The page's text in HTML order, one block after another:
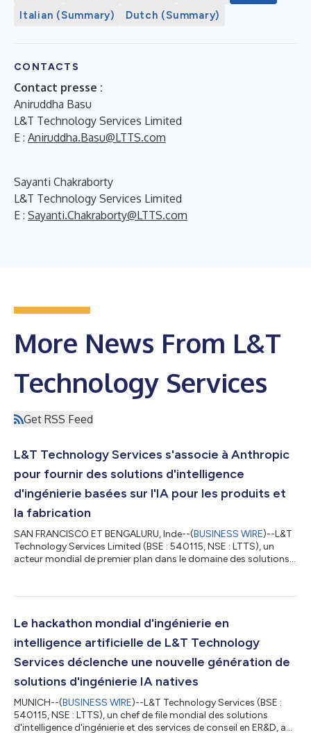
Italian (Summary)
Dutch (Summary)
CONTACTS
Contact presse :
Aniruddha Basu
L&T Technology Services Limited
E : Aniruddha.Basu@LTTS.com
Sayanti Chakraborty
L&T Technology Services Limited
E : Sayanti.Chakraborty@LTTS.com
More News From L&T
Technology Services
Get RSS Feed
L&T Technology Services s'associe à Anthropic
pour fournir des solutions d'intelligence
d'ingénierie basées sur l'IA pour les produits et
la fabrication
SAN FRANCISCO ET BENGALURU, Inde--(BUSINESS WIRE)--L&T
Technology Services Limited (BSE : 540115, NSE : LTTS), un
acteur mondial de premier plan dans le domaine des solutions
accélérer l’intelligence d’ingénierie en intégrant les modèles
basées sur l’IA de LTTS. Cette collaboration aidera les
Le hackathon mondial d'ingénierie en
intelligence artificielle de L&T Technology
Services déclenche une nouvelle génération de
solutions d'ingénierie IA natives
MUNICH--(BUSINESS WIRE)--L&T Technology Services (BSE :
540115, NSE : LTTS), un chef de file mondial des solutions
d'intelligence d'ingénierie et des services de conseil en ER&D, a